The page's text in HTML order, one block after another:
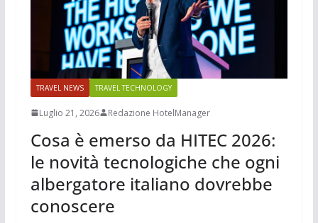
TRAVEL NEWS TRAVEL TECHNOLOGY
Luglio 21, 2026 Redazione HotelManager
Cosa è emerso da HITEC 2026:
le novità tecnologiche che ogni
albergatore italiano dovrebbe
conoscere